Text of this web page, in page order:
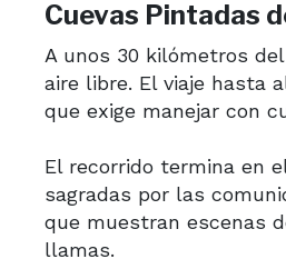
Cuevas Pintadas
A unos 30 kilómetros
aire libre. El viaje hasta
que exige manejar con
El recorrido termina en
sagradas por las
que muestran escenas
llamas.